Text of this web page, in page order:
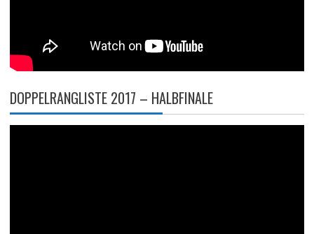
DOPPELRANGLISTE 2017 – HALBFINALE